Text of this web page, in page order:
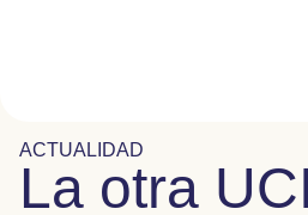
ACTUALIDAD
La otra